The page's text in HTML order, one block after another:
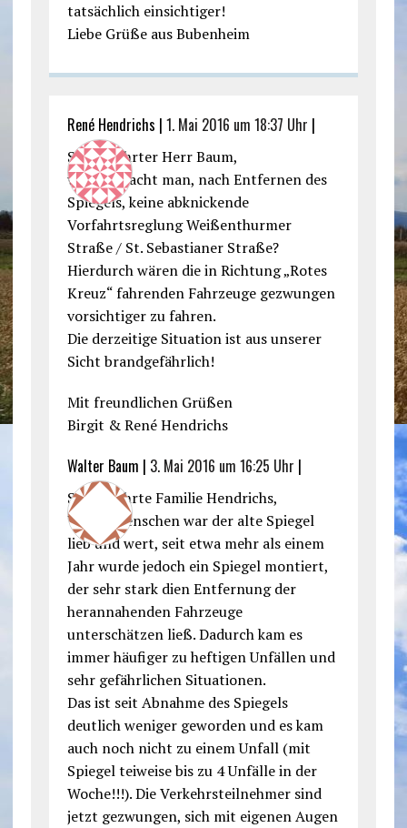
tatsächlich einsichtiger!
Liebe Grüße aus Bubenheim
René Hendrichs | 1. Mai 2016 um 18:37 Uhr |
Sehr geehrter Herr Baum,
warum macht man, nach Entfernen des
Spiegels, keine abknickende
Vorfahrtsreglung Weißenthurmer
Straße / St. Sebastianer Straße?
Hierdurch wären die in Richtung „Rotes
Kreuz“ fahrenden Fahrzeuge gezwungen
vorsichtiger zu fahren.
Die derzeitige Situation ist aus unserer
Sicht brandgefährlich!
Mit freundlichen Grüßen
Birgit & René Hendrichs
Walter Baum | 3. Mai 2016 um 16:25 Uhr |
Sehr geehrte Familie Hendrichs,
Vielen Menschen war der alte Spiegel
lieb und wert, seit etwa mehr als einem
Jahr wurde jedoch ein Spiegel montiert,
der sehr stark dien Entfernung der
herannahenden Fahrzeuge
unterschätzen ließ. Dadurch kam es
immer häufiger zu heftigen Unfällen und
sehr gefährlichen Situationen.
Das ist seit Abnahme des Spiegels
deutlich weniger geworden und es kam
auch noch nicht zu einem Unfall (mit
Spiegel teiweise bis zu 4 Unfälle in der
Woche!!!). Die Verkehrsteilnehmer sind
jetzt gezwungen, sich mit eigenen Augen